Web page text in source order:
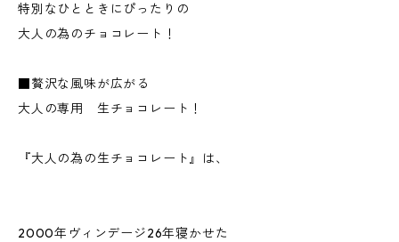
特別なひとときにぴったりの
大人の為のチョコレート！
■贅沢な風味が広がる
大人の専用 生チョコレート！
『大人の為の生チョコレート』は、
2000年ヴィンデージ26年寝かせた